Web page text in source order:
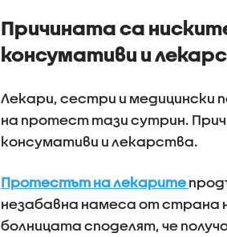
Причината са
консумативи и
Лекари, сестри и медицински
на протест тази сутрин.
консумативи и лекарства.
Протестът на лекарите
незабавна намеса от
болницата споделят, че